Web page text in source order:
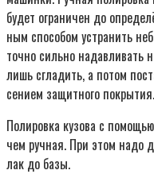
будет огра­ни­чен до
ным спо­со­бом устра­нить
точ­но силь­но надав­ли­вать
лишь сгла­дить, а потом
се­ни­ем защит­но­го покрытия.
Поли­ров­ка кузо­ва с
чем руч­ная. При этом надо
лак до базы.